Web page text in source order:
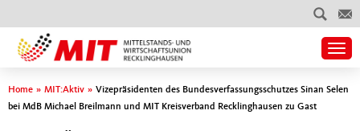
Sie sind hier
Home » MIT:Aktiv » Vizepräsidenten des Bundesverfassungsschutzes Sinan Selen
bei MdB Michael Breilmann und MIT Kreisverband Recklinghausen zu Gast